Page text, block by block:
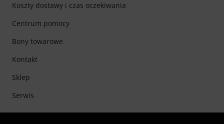
Koszty dostawy i czas oczekiwania
Centrum pomocy
Bony towarowe
Kontakt
Sklep
Serwis